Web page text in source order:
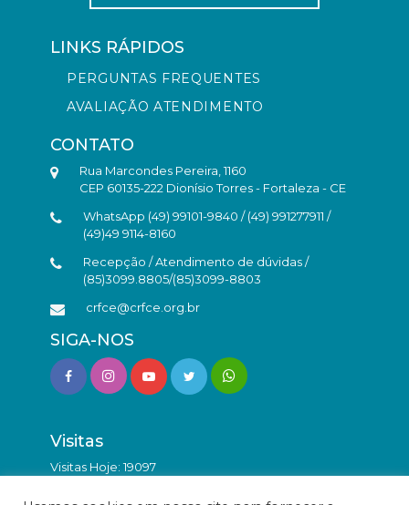
LINKS RÁPIDOS
PERGUNTAS FREQUENTES
AVALIAÇÃO ATENDIMENTO
CONTATO
Rua Marcondes Pereira, 1160
CEP 60135-222 Dionísio Torres - Fortaleza - CE
WhatsApp (49) 99101-9840 / (49) 991277911 /
(49)49 9114-8160
Recepção / Atendimento de dúvidas /
(85)3099.8805/(85)3099-8803
crfce@crfce.org.br
SIGA-NOS
Visitas
Visitas Hoje: 19097